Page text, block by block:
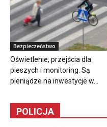
Bezpieczeństwo
Oświetlenie, przejścia dla
pieszych i monitoring. Są
pieniądze na inwestycje w...
POLICJA